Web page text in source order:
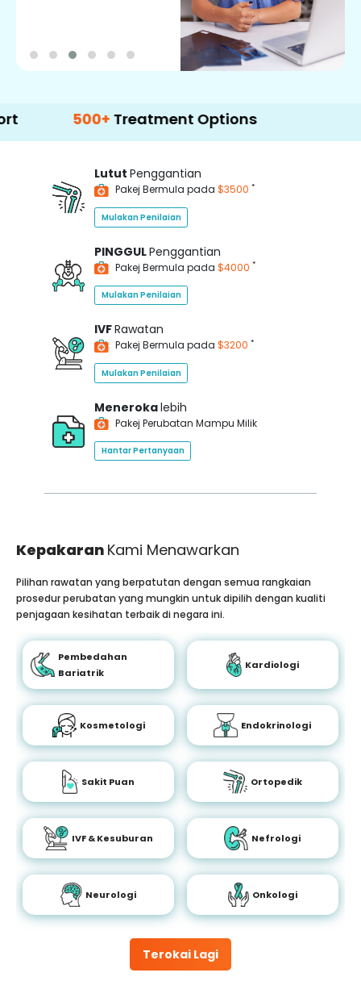
500+ Treatment Options
Lutut Penggantian
Pakej Bermula pada $3500 *
Mulakan Penilaian
PINGGULPenggantian
Pakej Bermula pada $4000 *
Mulakan Penilaian
IVFRawatan
Pakej Bermula pada $3200 *
Mulakan Penilaian
Menerokalebih
Pakej Perubatan Mampu Milik
Hantar Pertanyaan
Kepakaran Kami Menawarkan
Terokai Lagi
Pilihan rawatan yang berpatutan dengan semua rangkaian
prosedur perubatan yang mungkin untuk dipilih dengan kualiti
penjagaan kesihatan terbaik di negara ini.
Pembedahan
Bariatrik
Kardiologi
Kosmetologi Endokrinologi
Sakit Puan Ortopedik
IVF & Kesuburan Nefrologi
Neurologi Onkologi